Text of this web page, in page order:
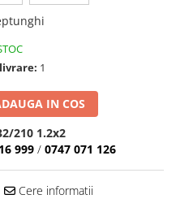
1
IN COS
210 1.2x2
999 / 0747 071 126
Cere informatii